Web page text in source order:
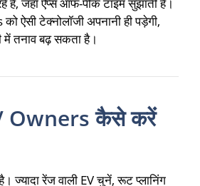
हैं, जहाँ ऐप्स ऑफ-पीक टाइम सुझाती हैं।
ऐसी टेक्नोलॉजी अपनानी ही पड़ेगी,
में तनाव बढ़ सकता है।
Owners कैसे करें
ज्यादा रेंज वाली EV चुनें, रूट प्लानिंग